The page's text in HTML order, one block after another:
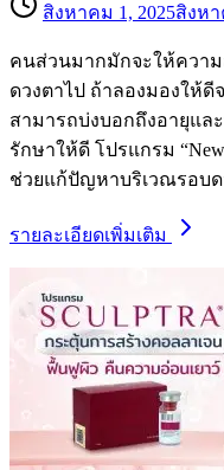
สิงหาคม 1, 2025สิงหา
คนส่วนมากมักจะให้ควา
ดวงตาไป ถ้าลองมองให้
สามารถบ่งบอกถึงอายุแล
รักษาให้ดี โปรแกรม “New
ช่วยแก้ปัญหาบริเวณรอบด
รายละเอียดเพิ่มเติม